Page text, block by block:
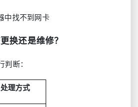
中找不到网卡
换还是维修？
断：
理方式